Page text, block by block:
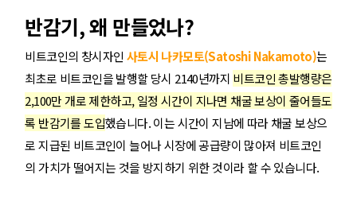
반감기, 왜 만들었나?
비트코인의 창시자인 사토시 나카모토(Satoshi Nakamoto)는
최초로 비트코인을 발행할 당시 2140년까지 비트코인 총발행량은
2,100만 개로 제한하고, 일정 시간이 지나면 채굴 보상이 줄어들도
록 반감기를 도입했습니다. 이는 시간이 지남에 따라 채굴 보상으
로 지급된 비트코인이 늘어나 시장에 공급량이 많아져 비트코인
의 가치가 떨어지는 것을 방지하기 위한 것이라 할 수 있습니다.